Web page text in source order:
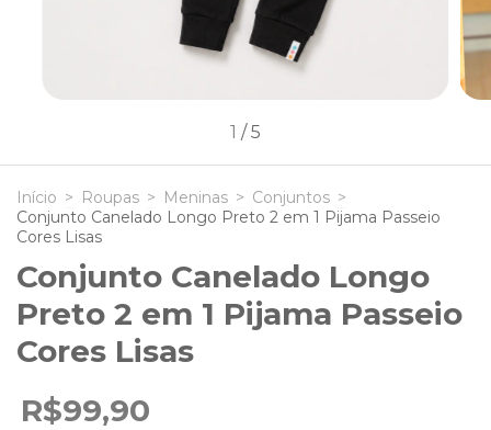
1 /5
Início > Roupas > Meninas > Conjuntos >
Conjunto Canelado Longo Preto 2 em 1 Pijama Passeio
Cores Lisas
Conjunto Canelado Longo
Preto 2 em 1 Pijama Passeio
Cores Lisas
R$99,90